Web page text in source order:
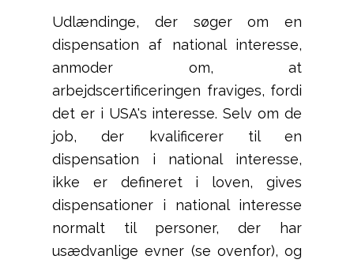
Udlændinge, der søger om en
dispensation af national interesse,
anmoder om, at
arbejdscertificeringen fraviges, fordi
det er i USA's interesse. Selv om de
job, der kvalificerer til en
dispensation i national interesse,
ikke er defineret i loven, gives
dispensationer i national interesse
normalt til personer, der har
usædvanlige evner (se ovenfor), og